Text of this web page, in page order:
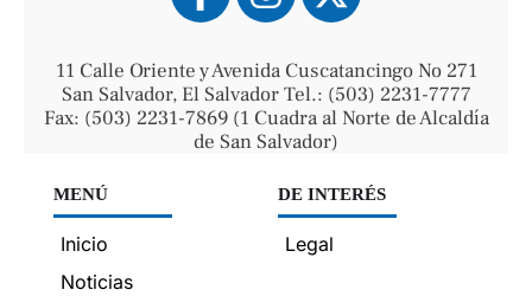
11 Calle Oriente y Avenida Cuscatancingo No 271
San Salvador, El Salvador Tel.: (503) 2231-7777
Fax: (503) 2231-7869 (1 Cuadra al Norte de Alcaldía
de San Salvador)
MENÚ
Inicio
Noticias
DE INTERÉS
Legal